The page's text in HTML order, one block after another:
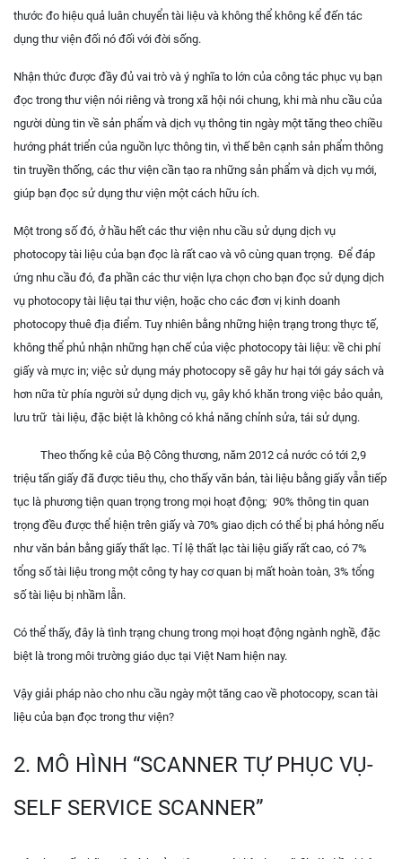
thước đo hiệu quả luân chuyển tài liệu và không thể không kể đến tác
dụng thư viện đối nó đối với đời sống.
Nhận thức được đầy đủ vai trò và ý nghĩa to lớn của công tác phục vụ bạn
đọc trong thư viện nói riêng và trong xã hội nói chung, khi mà nhu cầu của
người dùng tin về sản phẩm và dịch vụ thông tin ngày một tăng theo chiều
hướng phát triển của nguồn lực thông tin, vì thế bên cạnh sản phẩm thông
tin truyền thống, các thư viện cần tạo ra những sản phẩm và dịch vụ mới,
giúp bạn đọc sử dụng thư viện một cách hữu ích.
Một trong số đó, ở hầu hết các thư viện nhu cầu sử dụng dịch vụ
photocopy tài liệu của bạn đọc là rất cao và vô cùng quan trọng. Để đáp
ứng nhu cầu đó, đa phần các thư viện lựa chọn cho bạn đọc sử dụng dịch
vụ photocopy tài liệu tại thư viện, hoặc cho các đơn vị kinh doanh
photocopy thuê địa điểm. Tuy nhiên bằng những hiện trạng trong thực tế,
không thể phủ nhận những hạn chế của việc photocopy tài liệu: về chi phí
giấy và mực in; việc sử dụng máy photocopy sẽ gây hư hại tới gáy sách và
hơn nữa từ phía người sử dụng dịch vụ, gây khó khăn trong việc bảo quản,
lưu trữ tài liệu, đặc biệt là không có khả năng chỉnh sửa, tái sử dụng.
Theo thống kê của Bộ Công thương, năm 2012 cả nước có tới 2,9
triệu tấn giấy đã được tiêu thụ, cho thấy văn bản, tài liệu bằng giấy vẫn tiếp
tục là phương tiện quan trọng trong mọi hoạt động; 90% thông tin quan
trọng đều được thể hiện trên giấy và 70% giao dịch có thể bị phá hỏng nếu
như văn bản bằng giấy thất lạc. Tỉ lệ thất lạc tài liệu giấy rất cao, có 7%
tổng số tài liệu trong một công ty hay cơ quan bị mất hoàn toàn, 3% tổng
số tài liệu bị nhầm lẫn.
Có thể thấy, đây là tình trạng chung trong mọi hoạt động ngành nghề, đặc
biệt là trong môi trường giáo dục tại Việt Nam hiện nay.
Vậy giải pháp nào cho nhu cầu ngày một tăng cao về photocopy, scan tài
liệu của bạn đọc trong thư viện?
2. MÔ HÌNH “SCANNER TỰ PHỤC VỤ-
SELF SERVICE SCANNER”